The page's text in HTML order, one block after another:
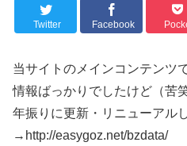
Twitter Facebook
当サイトのメインコンテンツ
情報ばっかりでしたけど（苦
年振りに更新・リニューアル
→http://easygoz.net/bzdata/